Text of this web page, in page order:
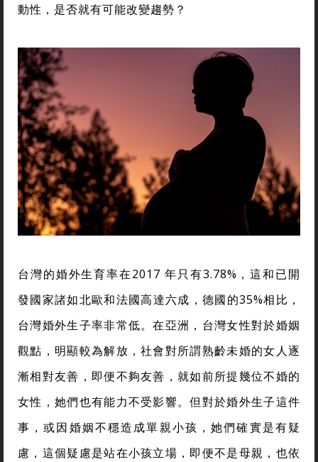
動性，是否就有可能改變趨勢？
台灣的婚外生育率在2017 年只有3.78%，這和已開
發國家諸如北歐和法國高達六成，德國的35%相比，
台灣婚外生子率非常低。在亞洲，台灣女性對於婚姻
觀點，明顯較為解放，社會對所謂熟齡未婚的女人逐
漸相對友善，即便不夠友善，就如前所提幾位不婚的
女性，她們也有能力不受影響。但對於婚外生子這件
事，或因婚姻不穩造成單親小孩，她們確實是有疑
慮，這個疑慮是站在小孩立場，即便不是母親，也依